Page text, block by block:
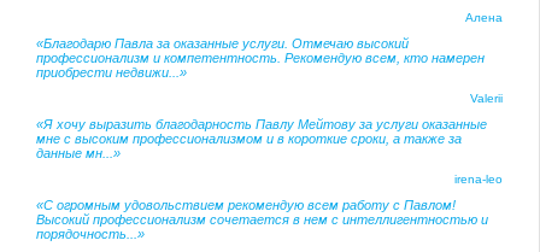
Алена
«Благодарю Павла за оказанные услуги. Отмечаю высокий
профессионализм и компетентность. Рекомендую всем, кто намерен
приобрести недвижи...»
Valerii
«Я хочу выразить благодарность Павлу Мейтову за услуги оказанные
мне с высоким профессионализмом и в короткие сроки, а также за
данные мн...»
irena-leo
«С огромным удовольствием рекомендую всем работу с Павлом!
Высокий профессионализм сочетается в нем с интеллигентностью и
порядочность...»